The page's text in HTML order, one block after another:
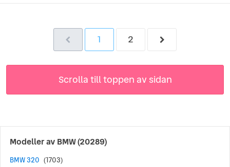
1 2
Scrolla till toppen av sidan
Modeller av BMW(20289)
BMW 320 (1703)